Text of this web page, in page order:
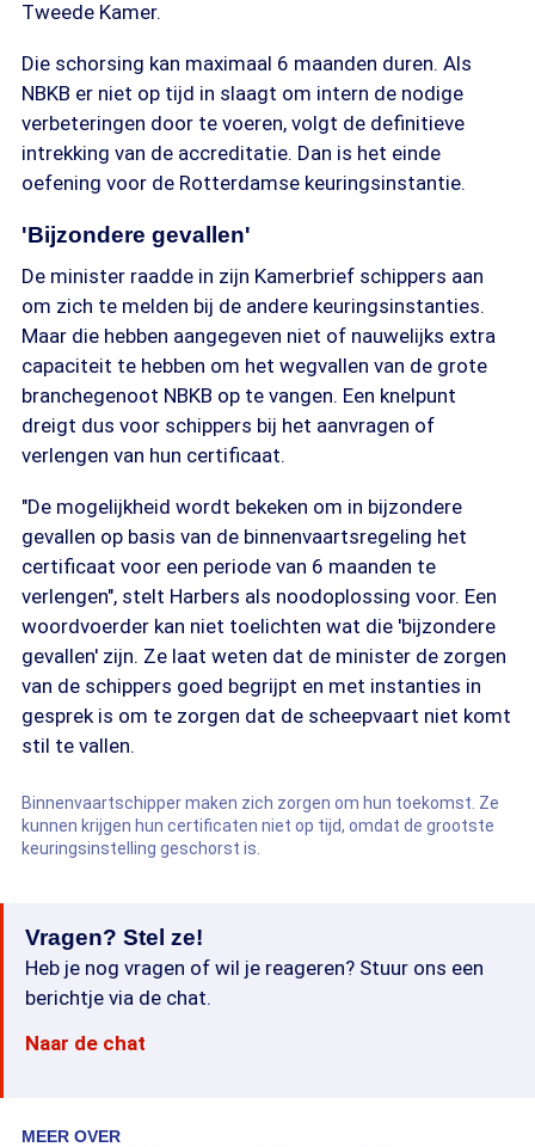
Tweede Kamer.
Die schorsing kan maximaal 6 maanden duren. Als
NBKB er niet op tijd in slaagt om intern de nodige
verbeteringen door te voeren, volgt de definitieve
intrekking van de accreditatie. Dan is het einde
oefening voor de Rotterdamse keuringsinstantie.
'Bijzondere gevallen'
De minister raadde in zijn Kamerbrief schippers aan
om zich te melden bij de andere keuringsinstanties.
Maar die hebben aangegeven niet of nauwelijks extra
capaciteit te hebben om het wegvallen van de grote
branchegenoot NBKB op te vangen. Een knelpunt
dreigt dus voor schippers bij het aanvragen of
verlengen van hun certificaat.
"De mogelijkheid wordt bekeken om in bijzondere
gevallen op basis van de binnenvaartsregeling het
certificaat voor een periode van 6 maanden te
verlengen", stelt Harbers als noodoplossing voor. Een
woordvoerder kan niet toelichten wat die 'bijzondere
gevallen' zijn. Ze laat weten dat de minister de zorgen
van de schippers goed begrijpt en met instanties in
gesprek is om te zorgen dat de scheepvaart niet komt
stil te vallen.
Binnenvaartschipper maken zich zorgen om hun toekomst. Ze
kunnen krijgen hun certificaten niet op tijd, omdat de grootste
keuringsinstelling geschorst is.
Vragen? Stel ze!
Heb je nog vragen of wil je reageren? Stuur ons een
berichtje via de chat.
Naar de chat
MEER OVER